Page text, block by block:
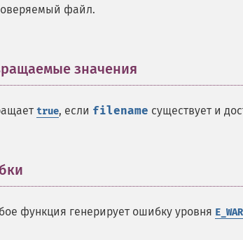
файл.
значения
true, если filename существует и
функция генерирует ошибку уровня